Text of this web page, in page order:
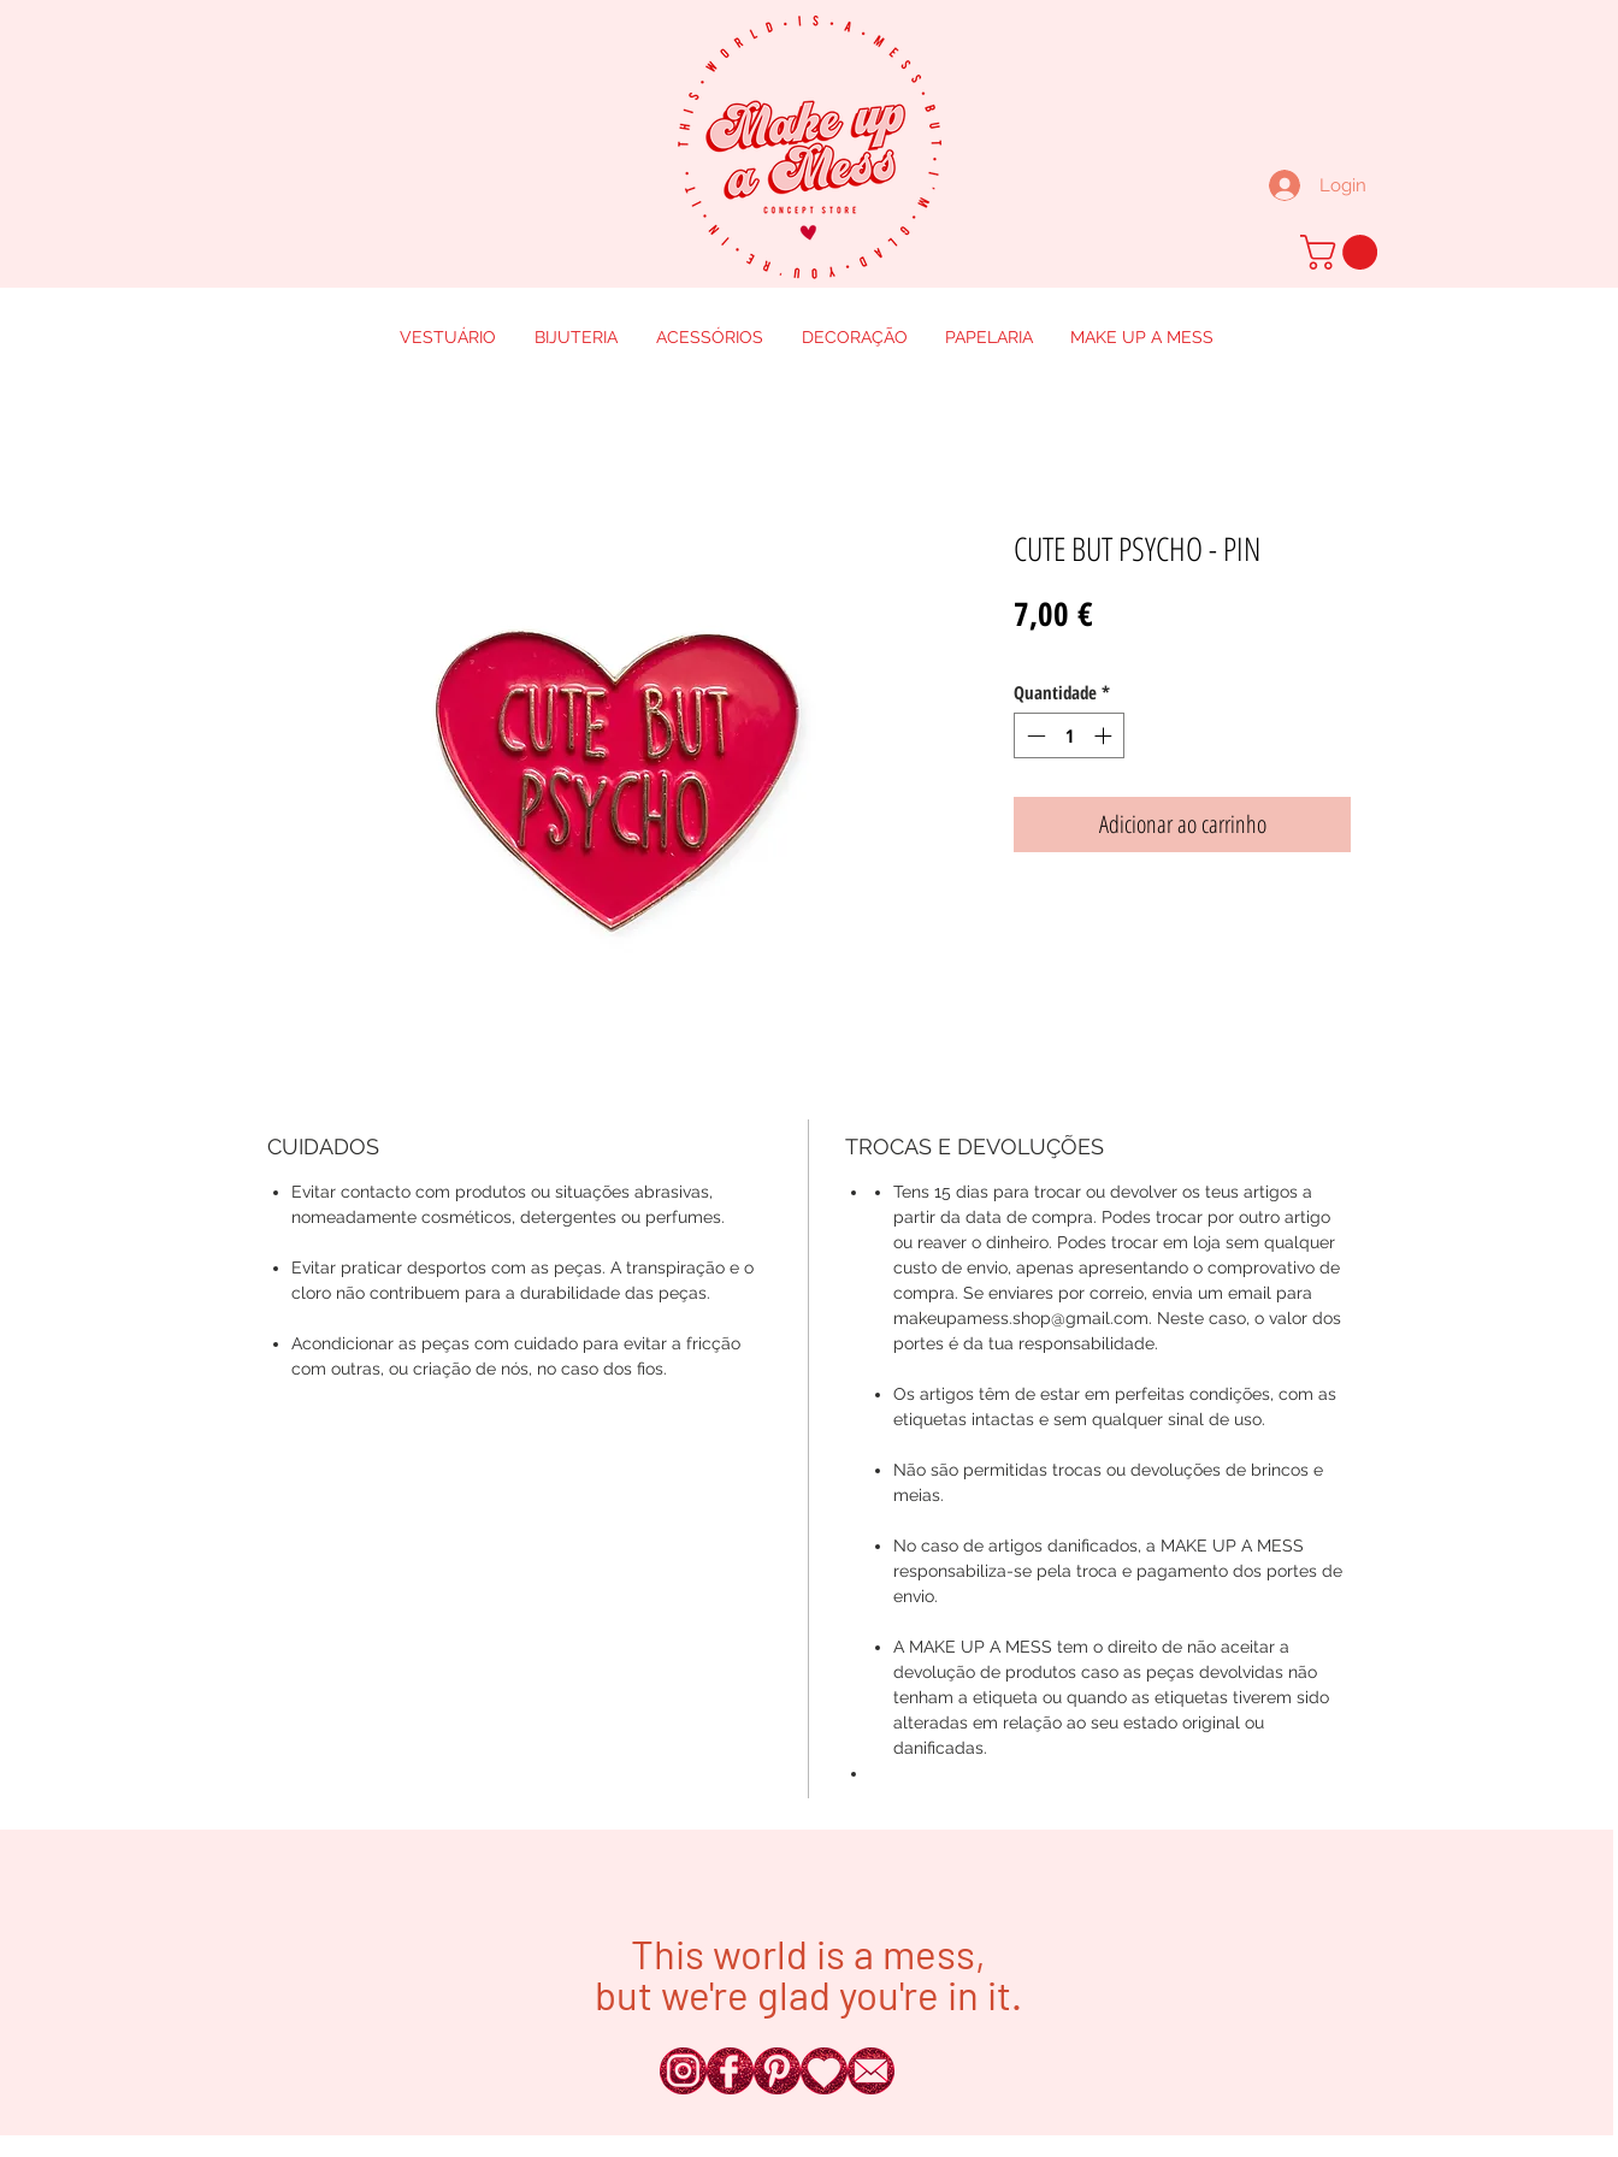
Login
CUTE BUT PSYCHO - PIN
7,00 €
Quantidade *
Adicionar ao carrinho
CUIDADOS
Evitar contacto com produtos ou situações abrasivas,
nomeadamente cosméticos, detergentes ou perfumes.
Evitar praticar desportos com as peças. A transpiração e o
cloro não contribuem para a durabilidade das peças.
Acondicionar as peças com cuidado para evitar a fricção
com outras, ou criação de nós, no caso dos fios.
TROCAS E DEVOLUÇÕES
Tens 15 dias para trocar ou devolver os teus artigos a
partir da data de compra. Podes trocar por outro artigo
ou reaver o dinheiro. Podes trocar em loja sem qualquer
custo de envio, apenas apresentando o comprovativo de
compra. Se enviares por correio, envia um email para
makeupamess.shop@gmail.com. Neste caso, o valor dos
portes é da tua responsabilidade.
Os artigos têm de estar em perfeitas condições, com as
etiquetas intactas e sem qualquer sinal de uso.
Não são permitidas trocas ou devoluções de brincos e
meias.
No caso de artigos danificados, a MAKE UP A MESS
responsabiliza-se pela troca e pagamento dos portes de
envio.
A MAKE UP A MESS tem o direito de não aceitar a
devolução de produtos caso as peças devolvidas não
tenham a etiqueta ou quando as etiquetas tiverem sido
alteradas em relação ao seu estado original ou
danificadas.
VESTUÁRIO BIJUTERIA ACESSÓRIOS DECORAÇÃO PAPELARIA MAKE UP A MESS
This world is a mess,
but we're glad you're in it.